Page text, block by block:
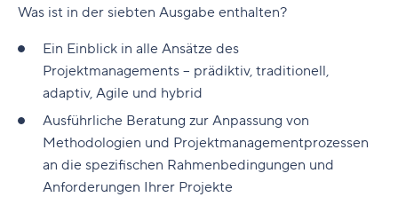
Was ist in der siebten Ausgabe enthalten?
Ein Einblick in alle Ansätze des
Projektmanagements – prädiktiv, traditionell,
adaptiv, Agile und hybrid
Ausführliche Beratung zur Anpassung von
Methodologien und Projektmanagementprozessen
an die spezifischen Rahmenbedingungen und
Anforderungen Ihrer Projekte